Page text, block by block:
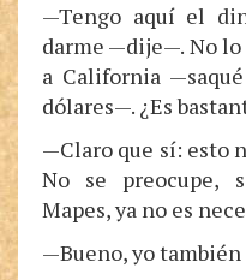
—Tengo aquí el
darme —dije—. No
a California
dólares—. ¿Es
—Claro que sí: esto
No se preocupe,
Mapes, ya no es
—Bueno, yo